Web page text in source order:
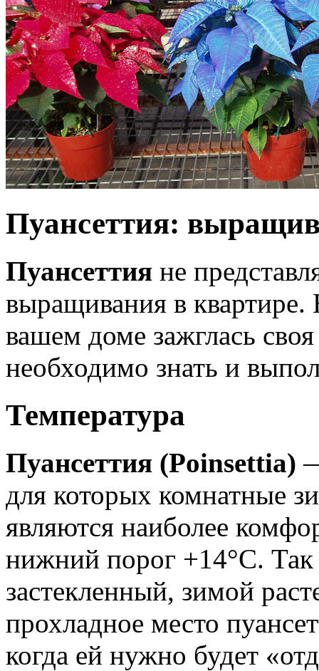
Пуансеттия:
Пуансеттия не
выращивания в квартире.
вашем доме зажглась
необходимо знать и
Температура
Пуансеттия (Poinsettia)
для которых комнатные
являются наиболее
нижний порог +14°С. Так
застекленный, зимой
прохладное место
когда ей нужно будет